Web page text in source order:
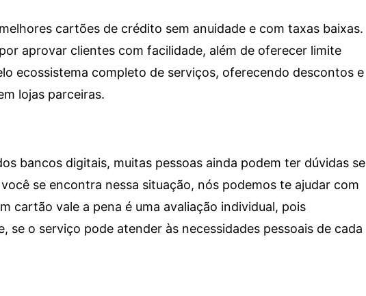
cartões de crédito sem anuidade e com taxas baixas.
aprovar clientes com facilidade, além de oferecer limite
ecossistema completo de serviços, oferecendo descontos e
lojas parceiras.
bancos digitais, muitas pessoas ainda podem ter dúvidas se
se encontra nessa situação, nós podemos te ajudar com
cartão vale a pena é uma avaliação individual, pois
se o serviço pode atender às necessidades pessoais de cada